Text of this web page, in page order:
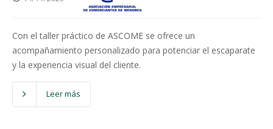
Con el taller práctico de ASCOME se ofrece un
acompañamiento personalizado para potenciar el escaparate
y la experiencia visual del cliente.
Leer más